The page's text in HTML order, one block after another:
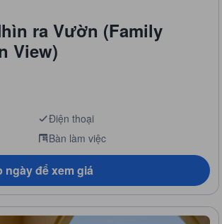
ra Vườn (Family
View)
Điện thoại
Bàn làm việc
ngày để xem giá